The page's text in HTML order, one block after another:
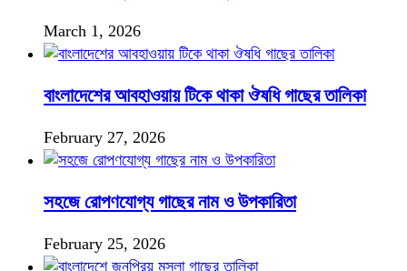
March 1, 2026
বাংলাদেশের আবহাওয়ায় টিকে থাকা ঔষধি গাছের তালিকা
February 27, 2026
সহজে রোপণযোগ্য গাছের নাম ও উপকারিতা
February 25, 2026